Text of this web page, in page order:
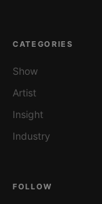
CATEGORIES
Show
Artist
Insight
Industry
FOLLOW